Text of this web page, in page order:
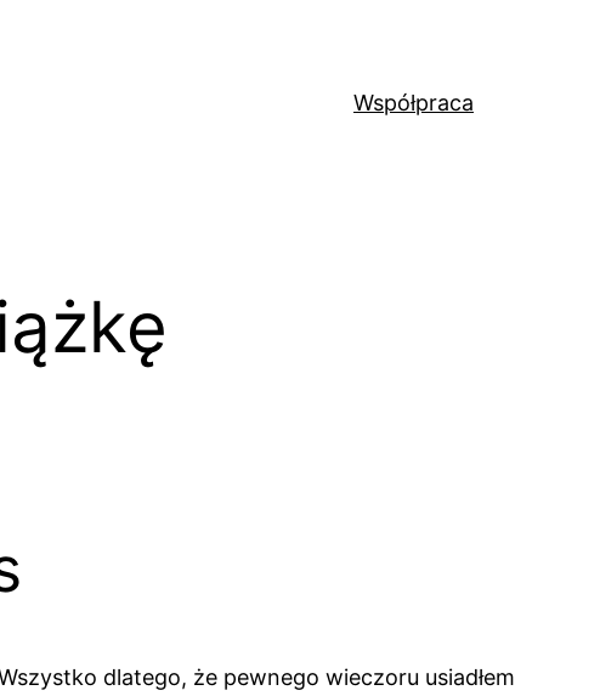
Współpraca
dlatego, że pewnego wieczoru usiadłem